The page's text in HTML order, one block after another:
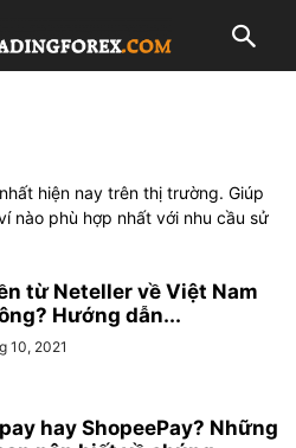
hiện nay trên thị trường. Giúp
nào phù hợp nhất với nhu cầu sử
từ Neteller về Việt Nam
Hướng dẫn...
10, 2021
hay ShopeePay? Những